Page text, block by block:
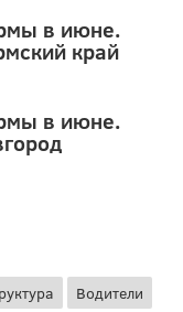
в июне.
край
в июне.
Водители